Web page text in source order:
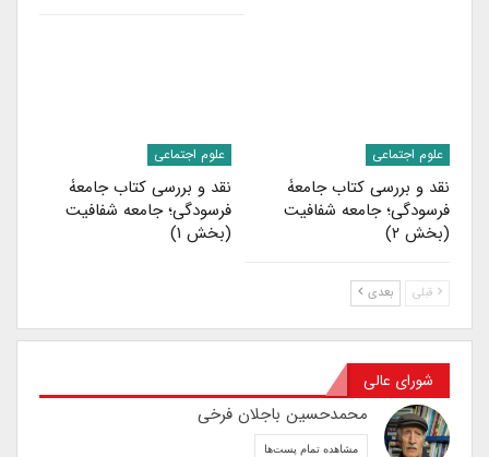
علوم اجتماعی
نقد و بررسی کتاب جامعۀ
فرسودگی؛ جامعه شفافیت
(بخش ۲)
علوم اجتماعی
نقد و بررسی کتاب جامعۀ
فرسودگی؛ جامعه شفافیت
(بخش ۱)
قبلی بعدی
شورای عالی
محمدحسین باجلان فرخی
مشاهده تمام پست‌ها